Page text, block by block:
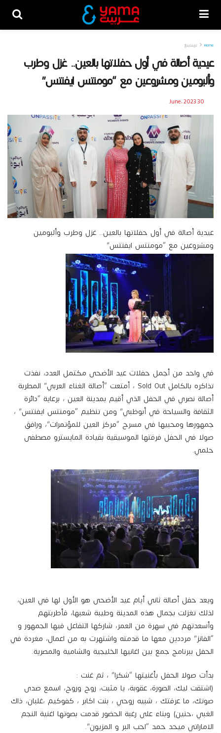
Home تريندينغ
عيدية أصالة في أول حفلاتها بالعين.. غزل وطرب
وألبومين ومشروعين مع “مومنتس ايفنتس”
30 June، 2023
عيدية أصالة في أول حفلاتها بالعين.. غزل وطرب وألبومين
ومشروعين مع “مومنتس ايفنتس”
في واحد من أجمل حفلات عيد الأضحى مكتمل العدد، نفذت
تذاكره بالكامل Sold Out ، أمتعت “أصالة الغناء العربي” المطربة
أصالة نصري في الحفل الذي أقيم بمدينة العين ، برعاية “دائرة
الثقافة والسياحة في أبوظبي” ومن تنظيم “مومنتس ايفنتس” ،
جمهورها ومحبيها في مسرح “مركز العين للمؤتمرات”، ورافق
صولا في الحفل فرقتها الموسيقية بقيادة المايسترو مصطفى
حلمي.
ويعد حفل أصالة ثاني أيام عيد الأضحى هو الأول لها في العين،
لذلك تغزلت بجمال هذه المدينة وطيبة شعبها، فأطربتهم
وأسعدتهم في سهرة من العمر، شاركها التفاعل فيها الجمهور و
“الفانز” مرددين معها ما قدمته واشتهرت به من اعمال، مغردة في
الحفل ببرنامج جمع بين اغانيها الخليجية والشامية والمصرية.
بدأت صولا الحفل بأغنيتها “شكرا” ، ثم غنت :
(اشتقت ليك، الصورة، عقوبة، يا مثبت، روح وروح، اسمع صدى
صوتك، ما عرفتك ، شبيه روحي ، بنت اكابر ، كفوكيم ،غلبان، ذاك
الغبي ،حنين) وبناء على رغبة الحضور قدمت بصوتها اغنية النجم
الاماراتي ميحد حمد “احب البر و المزيون”.